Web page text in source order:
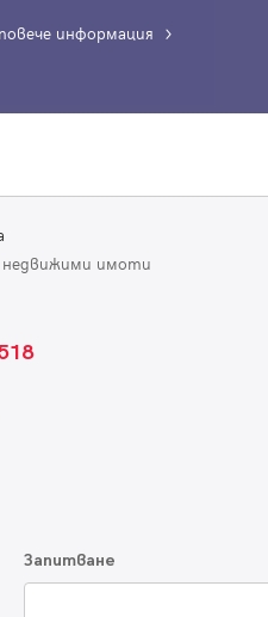
информация
имоти
Запитване
ви! Проверете имейл